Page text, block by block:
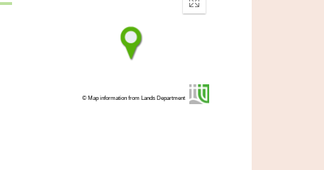
Enter
fullscreen
© Map information from Lands Department